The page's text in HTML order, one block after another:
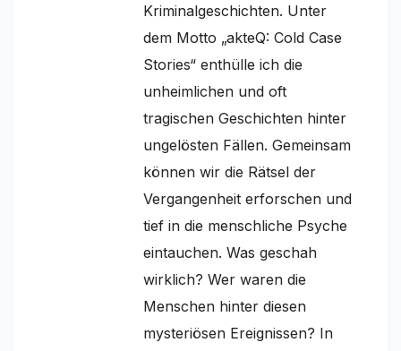
Kriminalgeschichten. Unter
dem Motto „akteQ: Cold Case
Stories“ enthülle ich die
unheimlichen und oft
tragischen Geschichten hinter
ungelösten Fällen. Gemeinsam
können wir die Rätsel der
Vergangenheit erforschen und
tief in die menschliche Psyche
eintauchen. Was geschah
wirklich? Wer waren die
Menschen hinter diesen
mysteriösen Ereignissen? In